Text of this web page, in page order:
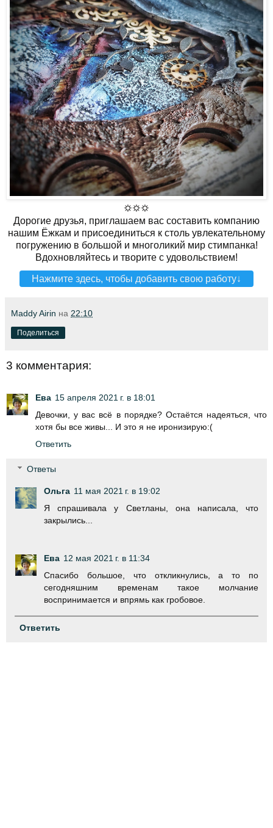
⛭⛭⛭
Дорогие друзья, приглашаем вас составить компанию
нашим Ёжкам и присоединиться к столь увлекательному
погружению в большой и многоликий мир стимпанка!
Вдохновляйтесь и творите с удовольствием!
Нажмите здесь, чтобы добавить свою работу↓
Maddy Airin на 22:10
Поделиться
3 комментария:
Ева 15 апреля 2021 г. в 18:01
Девочки, у вас всё в порядке? Остаётся надеяться, что
хотя бы все живы... И это я не иронизирую:(
Ответить
Ответы
Ольга 11 мая 2021 г. в 19:02
Я спрашивала у Светланы, она написала, что
закрылись...
Ева 12 мая 2021 г. в 11:34
Спасибо большое, что откликнулись, а то по
сегодняшним временам такое молчание
воспринимается и впрямь как гробовое.
Ответить